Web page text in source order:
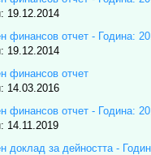
19.12.2014
финансов отчет - Година:
19.12.2014
финансов отчет
14.03.2016
финансов отчет - Година:
14.11.2019
доклад за дейността -